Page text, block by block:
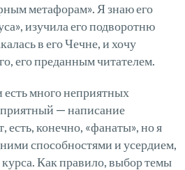
метафорам». Я знаю его
изучила его подворотню
в его Чечне, и хочу
его преданным читателем.
много неприятных
— написание
конечно, «фанаты», но я
способностями и усердием,
Как правило, выбор темы